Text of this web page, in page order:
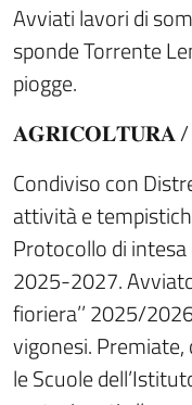
Avviati lavori di
sponde Torrente
piogge.
𝐀𝐆𝐑𝐈𝐂𝐎𝐋𝐓𝐔𝐑𝐀 /
Condiviso con
attività e
Protocollo di
2025-2027.
fioriera’’ 2025/
vigonesi.
le Scuole